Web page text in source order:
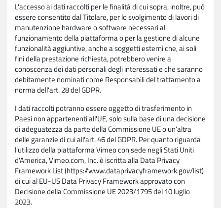
L'accesso ai dati raccolti per le finalità di cui sopra, inoltre, può
essere consentito dal Titolare, per lo svolgimento di lavori di
manutenzione hardware o software necessari al
funzionamento della piattaforma o per la gestione di alcune
funzionalità aggiuntive, anche a soggetti esterni che, ai soli
fini della prestazione richiesta, potrebbero venire a
conoscenza dei dati personali degli interessati e che saranno
debitamente nominati come Responsabili del trattamento a
norma dell'art. 28 del GDPR.
I dati raccolti potranno essere oggetto di trasferimento in
Paesi non appartenenti all'UE, solo sulla base di una decisione
di adeguatezza da parte della Commissione UE o un'altra
delle garanzie di cui all'art. 46 del GDPR. Per quanto riguarda
l'utilizzo della piattaforma Vimeo con sede negli Stati Uniti
d'America, Vimeo.com, Inc. è iscritta alla Data Privacy
Framework List (https://www.dataprivacyframework.gov/list)
di cui al EU-US Data Privacy Framework approvato con
Decisione della Commissione UE 2023/1795 del 10 luglio
2023.